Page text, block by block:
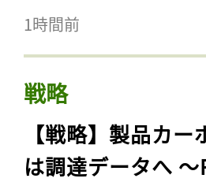
1時間前
戦略
【戦略】製品カ
は調達データへ